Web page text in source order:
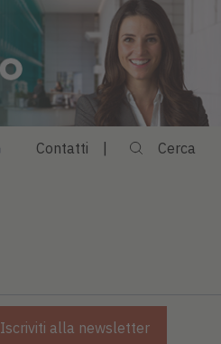
Contatti Cerca
Iscriviti alla newsletter